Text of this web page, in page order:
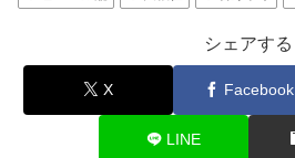
シェアする
X Facebook
LINE